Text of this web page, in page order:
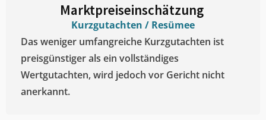
Marktpreiseinschätzung ​
Kurzgutachten / Resümee
Das weniger umfangreiche Kurzgutachten ist
preisgünstiger als ein vollständiges
Wertgutachten, wird jedoch vor Gericht nicht
anerkannt.